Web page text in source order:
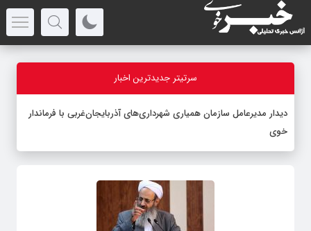
سرتیتر جدیدترین اخبار
دیدار مدیرعامل سازمان همیاری شهرداری‌های آذربایجان‌غربی با فرماندار
خوی